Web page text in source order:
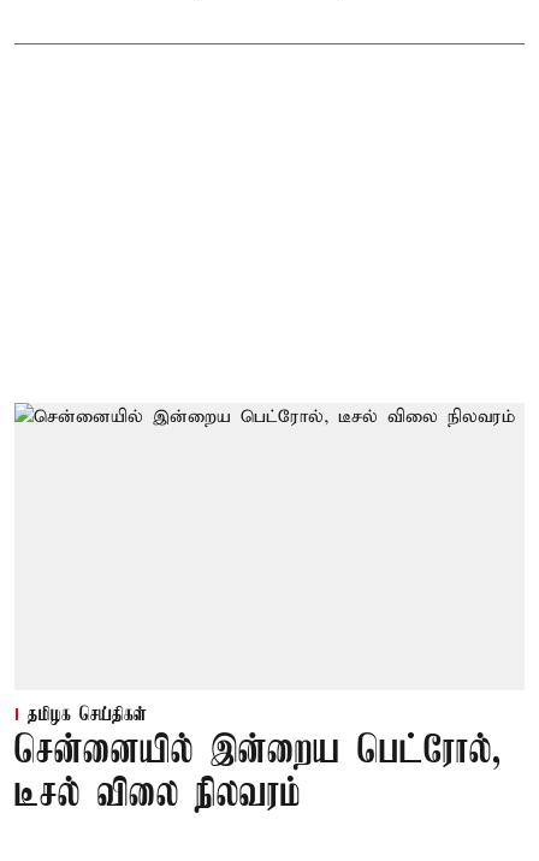
தமிழக செய்திகள்
சென்னையில் இன்றைய பெட்ரோல்,
டீசல் விலை நிலவரம்